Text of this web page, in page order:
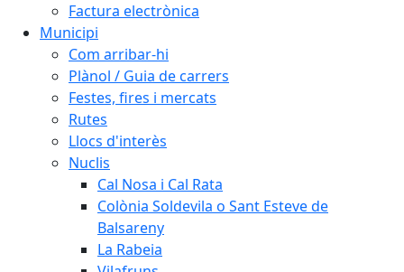
Factura electrònica
Municipi
Com arribar-hi
Plànol / Guia de carrers
Festes, fires i mercats
Rutes
Llocs d'interès
Nuclis
Cal Nosa i Cal Rata
Colònia Soldevila o Sant Esteve de
Balsareny
La Rabeia